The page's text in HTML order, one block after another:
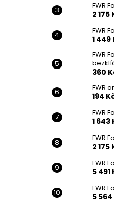
FWR
2 175
FWR
1 449
FWR
360
FWR
194
FWR
1 643
FWR
2 175
FWR
5 491
FWR
5